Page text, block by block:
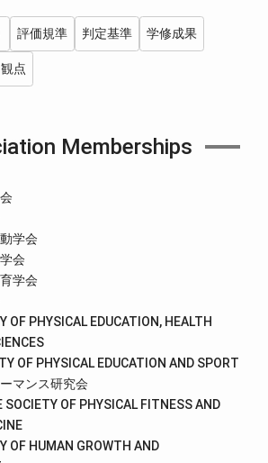
評価規準 判定基準 学修成果
点
Memberships
学会
会
学会
OF PHYSICAL EDUCATION, HEALTH
OF PHYSICAL EDUCATION AND SPORT
マンス研究会
SOCIETY OF PHYSICAL FITNESS AND
OF HUMAN GROWTH AND